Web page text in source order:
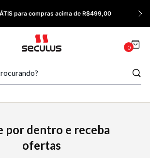
para compras acima de R$499,00
0
por dentro e receba
ofertas